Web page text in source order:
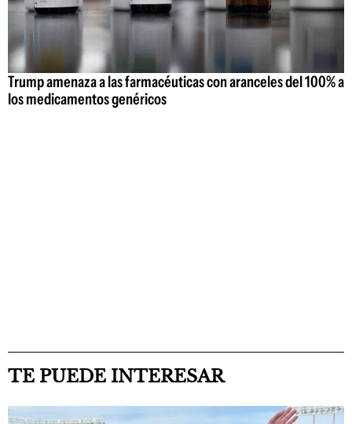
Trump amenaza a las farmacéuticas con aranceles del 100% a
los medicamentos genéricos
TE PUEDE INTERESAR